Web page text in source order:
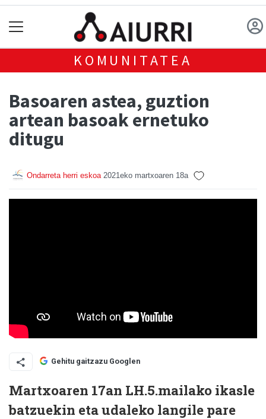
KOMUNITATEA
Basoaren astea, guztion
artean basoak ernetuko
ditugu
Ondarreta herri eskoa 2021eko martxoaren 18a
Gehitu gaitzazu Googlen
Martxoaren 17an LH.5.mailako ikasle
batzuekin eta udaleko langile pare